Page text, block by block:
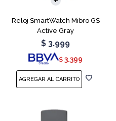
Reloj SmartWatch Mibro GS
Active Gray
$ 3.999
$ 3.399